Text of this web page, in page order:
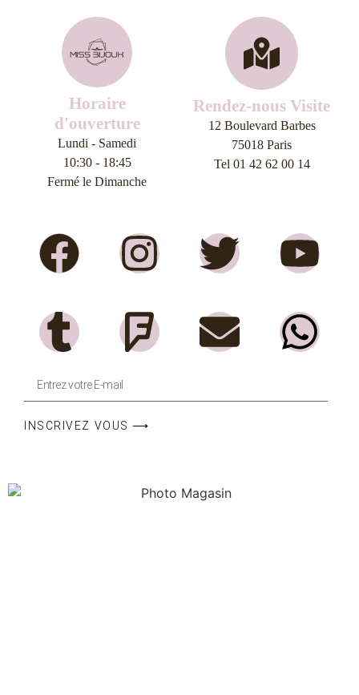
Horaire
d'ouverture
Lundi - Samedi
10:30 - 18:45
Fermé le Dimanche
Rendez-nous Visite
12 Boulevard Barbes
75018 Paris
Tel 01 42 62 00 14
INSCRIVEZ VOUS ⟶